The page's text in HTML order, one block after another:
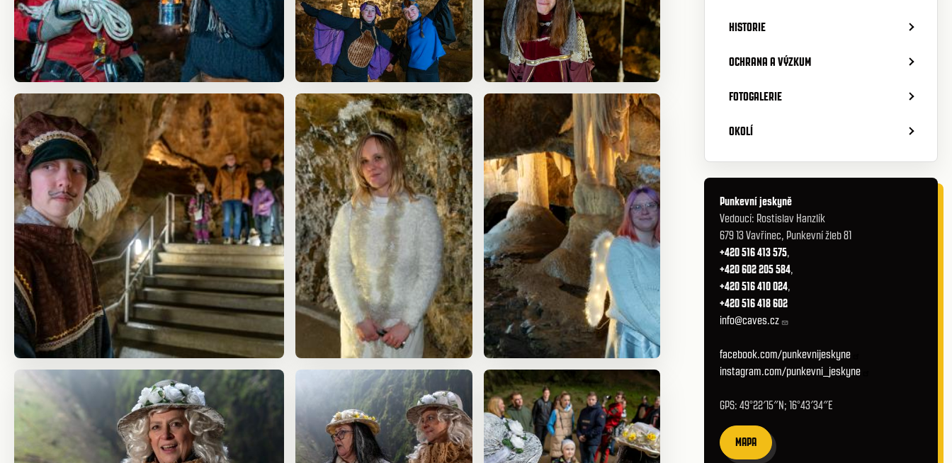
HISTORIE
OCHRANA A VÝZKUM
FOTOGALERIE
OKOLÍ
Punkevní jeskyně
Vedoucí: Rostislav Hanzlík
679 13 Vavřinec, Punkevní žleb 81
+420 516 413 575,
+420 602 205 584,
+420 516 410 024,
+420 516 418 602
info@caves.cz
facebook.com/punkevnijeskyne
instagram.com/punkevni_jeskyne
GPS: 49°22′15″N; 16°43′34″E
MAPA